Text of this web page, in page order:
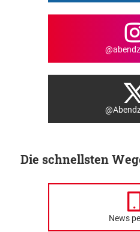
Die schnellsten
News